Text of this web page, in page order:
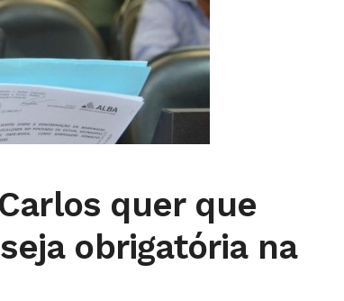
quer que
obrigatória na